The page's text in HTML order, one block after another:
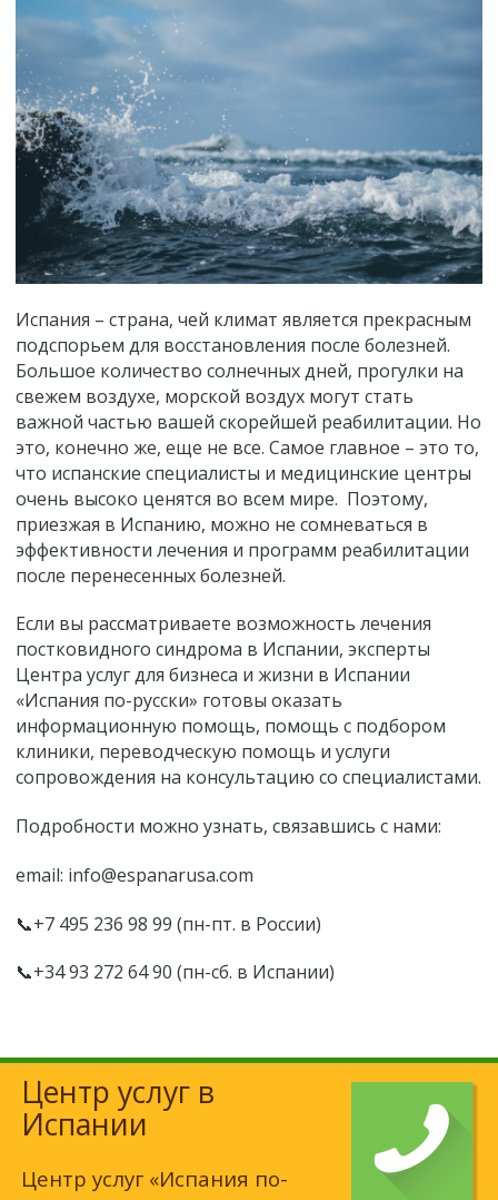
Испания – страна, чей климат является прекрасным
подспорьем для восстановления после болезней.
Большое количество солнечных дней, прогулки на
свежем воздухе, морской воздух могут стать
важной частью вашей скорейшей реабилитации. Но
это, конечно же, еще не все. Самое главное – это то,
что испанские специалисты и медицинские центры
очень высоко ценятся во всем мире. Поэтому,
приезжая в Испанию, можно не сомневаться в
эффективности лечения и программ реабилитации
после перенесенных болезней.
Если вы рассматриваете возможность лечения
постковидного синдрома в Испании, эксперты
Центра услуг для бизнеса и жизни в Испании
«Испания по-русски» готовы оказать
информационную помощь, помощь с подбором
клиники, переводческую помощь и услуги
сопровождения на консультацию со специалистами.
Подробности можно узнать, связавшись с нами:
email: info@espanarusa.com
📞+7 495 236 98 99 (пн-пт. в России)
📞+34 93 272 64 90 (пн-сб. в Испании)
Центр услуг в
Испании
Центр услуг «Испания по-